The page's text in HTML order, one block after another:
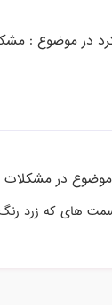
در موضوع :
در
های که زرد رنگ